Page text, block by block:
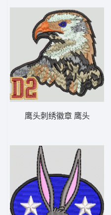
鹰头刺绣徽章 鹰头